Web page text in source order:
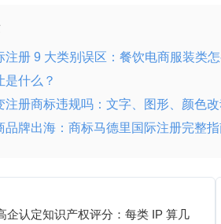
注册 9 大类别误区：餐饮电商服装类
是什么？
注册商标违规吗：文字、图形、颜色
品牌出海：商标马德里国际注册完整
企认定知识产权评分：每类 IP 算几